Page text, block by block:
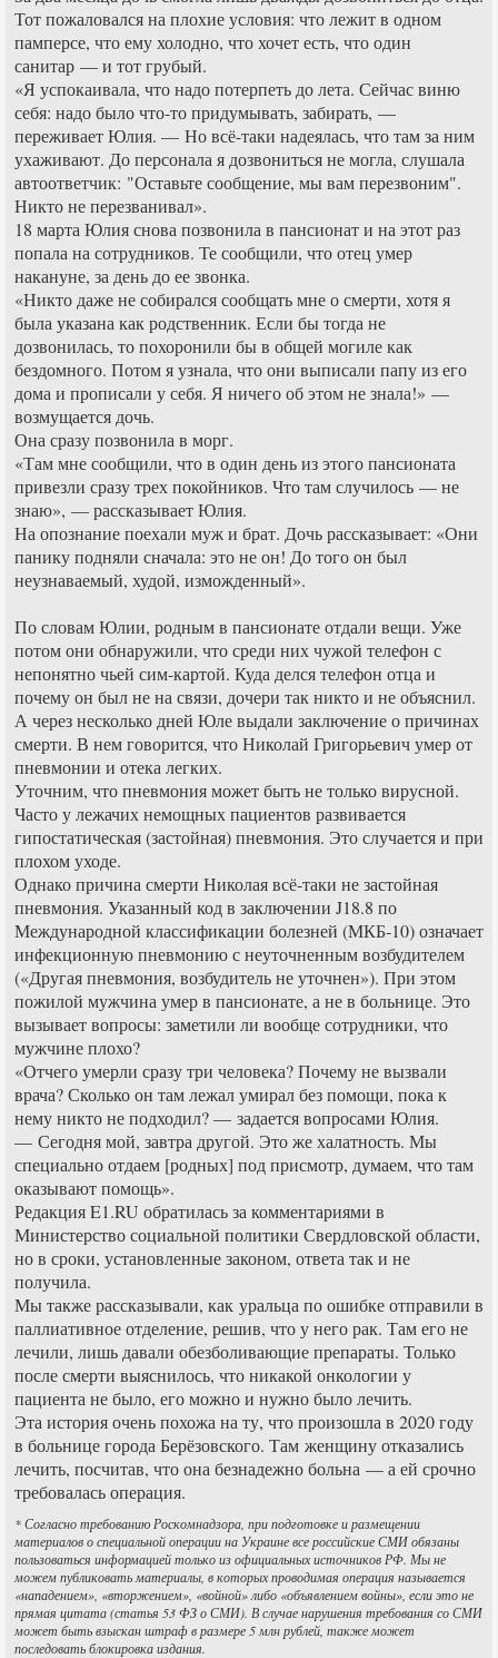
Тот пожаловался на плохие условия: что лежит в одном
памперсе, что ему холодно, что хочет есть, что один
санитар — и тот грубый.
«Я успокаивала, что надо потерпеть до лета. Сейчас виню
себя: надо было что-то придумывать, забирать, —
переживает Юлия. — Но всё-таки надеялась, что там за ним
ухаживают. До персонала я дозвониться не могла, слушала
автоответчик: "Оставьте сообщение, мы вам перезвоним".
Никто не перезванивал».
18 марта Юлия снова позвонила в пансионат и на этот раз
попала на сотрудников. Те сообщили, что отец умер
накануне, за день до ее звонка.
«Никто даже не собирался сообщать мне о смерти, хотя я
была указана как родственник. Если бы тогда не
дозвонилась, то похоронили бы в общей могиле как
бездомного. Потом я узнала, что они выписали папу из его
дома и прописали у себя. Я ничего об этом не знала!» —
возмущается дочь.
Она сразу позвонила в морг.
«Там мне сообщили, что в один день из этого пансионата
привезли сразу трех покойников. Что там случилось — не
знаю», — рассказывает Юлия.
На опознание поехали муж и брат. Дочь рассказывает: «Они
панику подняли сначала: это не он! До того он был
неузнаваемый, худой, изможденный».
По словам Юлии, родным в пансионате отдали вещи. Уже
потом они обнаружили, что среди них чужой телефон с
непонятно чьей сим-картой. Куда делся телефон отца и
почему он был не на связи, дочери так никто и не объяснил.
А через несколько дней Юле выдали заключение о причинах
смерти. В нем говорится, что Николай Григорьевич умер от
пневмонии и отека легких.
Уточним, что пневмония может быть не только вирусной.
Часто у лежачих немощных пациентов развивается
гипостатическая (застойная) пневмония. Это случается и при
плохом уходе.
Однако причина смерти Николая всё-таки не застойная
пневмония. Указанный код в заключении J18.8 по
Международной классификации болезней (МКБ-10) означает
инфекционную пневмонию с неуточненным возбудителем
(«Другая пневмония, возбудитель не уточнен»). При этом
пожилой мужчина умер в пансионате, а не в больнице. Это
вызывает вопросы: заметили ли вообще сотрудники, что
мужчине плохо?
«Отчего умерли сразу три человека? Почему не вызвали
врача? Сколько он там лежал умирал без помощи, пока к
нему никто не подходил? — задается вопросами Юлия.
— Сегодня мой, завтра другой. Это же халатность. Мы
специально отдаем [родных] под присмотр, думаем, что там
оказывают помощь».
Редакция E1.RU обратилась за комментариями в
Министерство социальной политики Свердловской области,
но в сроки, установленные законом, ответа так и не
получила.
Мы также рассказывали, как уральца по ошибке отправили в
паллиативное отделение, решив, что у него рак. Там его не
лечили, лишь давали обезболивающие препараты. Только
после смерти выяснилось, что никакой онкологии у
пациента не было, его можно и нужно было лечить.
Эта история очень похожа на ту, что произошла в 2020 году
в больнице города Берёзовского. Там женщину отказались
лечить, посчитав, что она безнадежно больна — а ей срочно
требовалась операция.
* Согласно требованию Роскомнадзора, при подготовке и размещении
материалов о специальной операции на Украине все российские СМИ обязаны
пользоваться информацией только из официальных источников РФ. Мы не
можем публиковать материалы, в которых проводимая операция называется
«нападением», «вторжением», «войной» либо «объявлением войны», если это не
прямая цитата (статья 53 ФЗ о СМИ). В случае нарушения требования со СМИ
может быть взыскан штраф в размере 5 млн рублей, также может
последовать блокировка издания.